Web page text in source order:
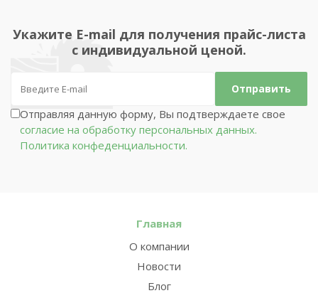
Укажите E-mail для получения прайс-листа
с индивидуальной ценой.
Отправляя данную форму, Вы подтверждаете свое
согласие на обработку персональных данных.
Политика конфеденциальности.
Главная
О компании
Новости
Блог